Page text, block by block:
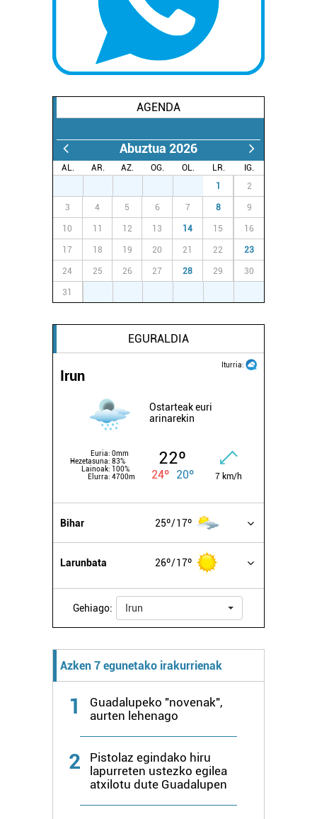
AGENDA
Abuztua 2026
AL. AR. AZ. OG. OL. LR.
IG.
1 2
3 4 5 6 7 8 9
10 11 12 13 14 15 16
17 18 19 20 21 22 23
24 25 26 27 28 29 30
31
EGURALDIA
Iturria:
Irun
Ostarteak euri
arinarekin
Euria: 0mm
Hezetasuna: 83%
Lainoak: 100%
Elurra: 4700m
22º
24º 20º 7 km/h
Bihar 25º 17º
Larunbata 26º 17º
Gehiago: Irun
Azken 7 egunetako irakurrienak
1
Guadalupeko "novenak",
aurten lehenago
2
Pistolaz egindako hiru
lapurreten ustezko egilea
atxilotu dute Guadalupen